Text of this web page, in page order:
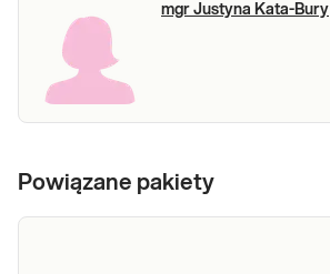
mgr Justyna Kata-Bury
Powiązane pakiety